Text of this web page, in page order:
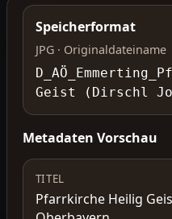
Speicherformat
JPG · Originaldateiname
Geist (Dirschl
Metadaten Vorschau
TITEL
Pfarrkirche Heilig